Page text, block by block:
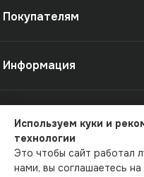
Покупателям
Информация
© 2012-2026 - LightPhotos.ru,
Публичная оферта Политика
Используем куки и
технологии
Это чтобы сайт работал
нами, вы соглашаетесь на